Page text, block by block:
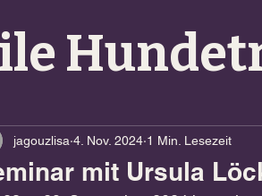
mit Ursula
jagouzlisa 4. Nov. 2024 1 Min. Lesezeit